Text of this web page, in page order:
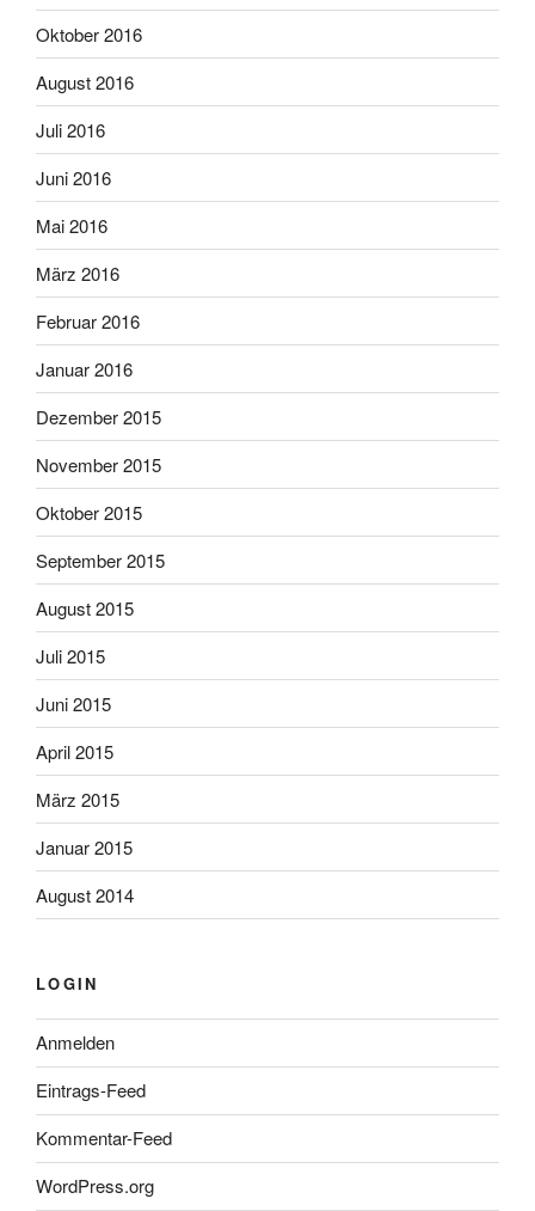
Oktober 2016
August 2016
Juli 2016
Juni 2016
Mai 2016
März 2016
Februar 2016
Januar 2016
Dezember 2015
November 2015
Oktober 2015
September 2015
August 2015
Juli 2015
Juni 2015
April 2015
März 2015
Januar 2015
August 2014
LOGIN
Anmelden
Eintrags-Feed
Kommentar-Feed
WordPress.org